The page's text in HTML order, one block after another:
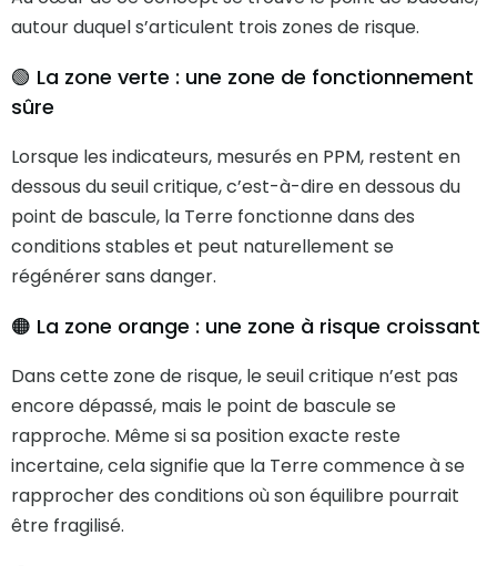
autour duquel s’articulent trois zones de risque.
🟢 La zone verte : une zone de fonctionnement
sûre
Lorsque les indicateurs, mesurés en PPM, restent en
dessous du seuil critique, c’est-à-dire en dessous du
point de bascule, la Terre fonctionne dans des
conditions stables et peut naturellement se
régénérer sans danger.
🟠 La zone orange : une zone à risque croissant
Dans cette zone de risque, le seuil critique n’est pas
encore dépassé, mais le point de bascule se
rapproche. Même si sa position exacte reste
incertaine, cela signifie que la Terre commence à se
rapprocher des conditions où son équilibre pourrait
être fragilisé.